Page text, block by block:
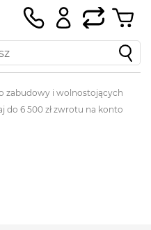
zabudowy i wolnostojących
do 6 500 zł zwrotu na konto